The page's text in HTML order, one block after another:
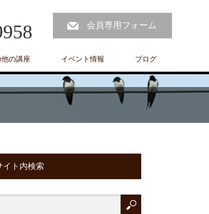
会員専用フォーム
他の講座 イベント情報 ブログ
イト内検索